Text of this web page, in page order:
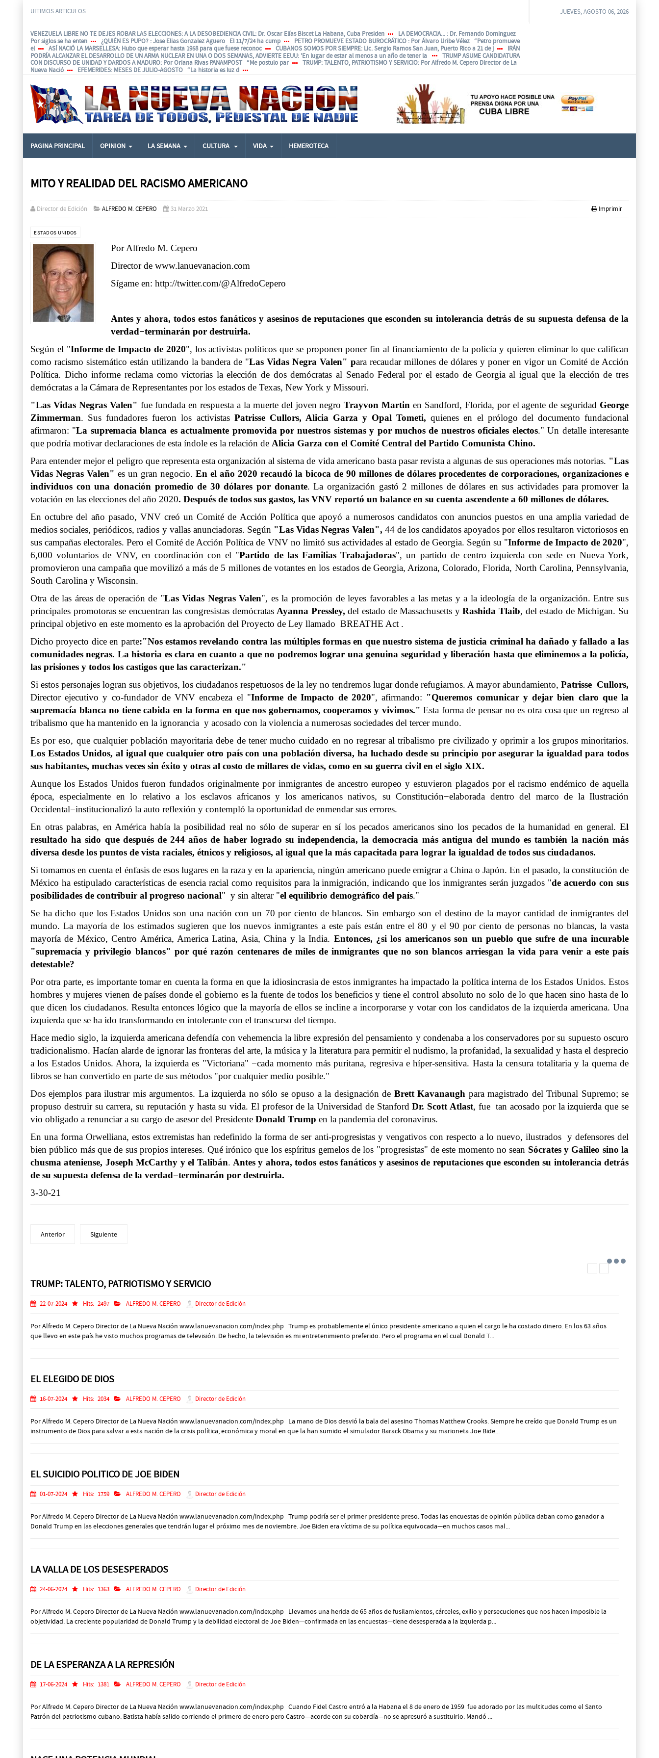
ULTIMOS ARTICULOS
VENEZUELA LIBRE NO TE DEJES ROBAR LAS ELECCIONES: A LA DESOBEDIENCIA CIVIL: Dr. Oscar Elías Biscet La Habana, Cuba Presiden LA DEMOCRACIA... : Dr. Fernando Dominguez
Por siglos se ha enten
¿QUIÉN ES PUPO? : Jose Elias Gonzalez Aguero El 11/7/24 ha cump PETRO PROMUEVE ESTADO BUROCRÁTICO : Por Álvaro Uribe Vélez “Petro promueve
el
ASÍ NACIÓ LA MARSELLESA: Hubo que esperar hasta 1958 para que fuese reconoc CUBANOS SOMOS POR SIEMPRE: Lic. Sergio Ramos San Juan, Puerto Rico a 21 de j
IRÁN
PODRÍA ALCANZAR EL DESARROLLO DE UN ARMA NUCLEAR EN UNA O DOS SEMANAS, ADVIERTE EEUU: 'En lugar de estar al menos a un año de tener la
TRUMP ASUME CANDIDATURA
CON DISCURSO DE UNIDAD Y DARDOS A MADURO: Por Oriana Rivas PANAMPOST “Me postulo par TRUMP: TALENTO, PATRIOTISMO Y SERVICIO: Por Alfredo M. Cepero Director de La
Nueva Nació
EFEMERIDES: MESES DE JULIO-AGOSTO “La historia es luz d
JUEVES, AGOSTO 06, 2026
PAGINA PRINCIPAL OPINION LA SEMANA CULTURA VIDA HEMEROTECA
MITO Y REALIDAD DEL RACISMO AMERICANO
Imprimir
Director de Edición ALFREDO M. CEPERO 31 Marzo 2021
ESTADOS UNIDOS
Por Alfredo M. Cepero
Director de www.lanuevanacion.com
Sígame en: http://twitter.com/@AlfredoCepero
Antes y ahora, todos estos fanáticos y asesinos de reputaciones que esconden su intolerancia detrás de su supuesta defensa de la
verdad−terminarán por destruirla.
Según el "Informe de Impacto de 2020", los activistas políticos que se proponen poner fin al financiamiento de la policía y quieren eliminar lo que califican
como racismo sistemático están utilizando la bandera de "Las Vidas Negra Valen" para recaudar millones de dólares y poner en vigor un Comité de Acción
Política. Dicho informe reclama como victorias la elección de dos demócratas al Senado Federal por el estado de Georgia al igual que la elección de tres
demócratas a la Cámara de Representantes por los estados de Texas, New York y Missouri.
"Las Vidas Negras Valen" fue fundada en respuesta a la muerte del joven negroTrayvon Martin en Sandford, Florida, por el agente de seguridad George
Zimmerman. Sus fundadores fueron los activistas Patrisse Cullors, Alicia Garza y Opal Tometi,quienes en el prólogo del documento fundacional
afirmaron: "La supremacía blanca es actualmente promovida por nuestros sistemas y por muchos de nuestros oficiales electos." Un detalle interesante
que podría motivar declaraciones de esta índole es la relación de Alicia Garza con el Comité Central del Partido Comunista Chino.
Para entender mejor el peligro que representa esta organización al sistema de vida americano basta pasar revista a algunas de sus operaciones más notorias. "Las
Vidas Negras Valen" es un gran negocio. En el año 2020 recaudó la bicoca de 90 millones de dólares procedentes de corporaciones, organizaciones e
individuos con una donación promedio de 30 dólares por donante. La organización gastó 2 millones de dólares en sus actividades para promover la
votación en las elecciones del año 2020. Después de todos sus gastos, las VNV reportó un balance en su cuenta ascendente a 60 millones de dólares.
En octubre del año pasado, VNV creó un Comité de Acción Política que apoyó a numerosos candidatos con anuncios puestos en una amplia variedad de
medios sociales, periódicos, radios y vallas anunciadoras. Según "Las Vidas Negras Valen", 44 de los candidatos apoyados por ellos resultaron victoriosos en
sus campañas electorales. Pero el Comité de Acción Política de VNV no limitó sus actividades al estado de Georgia. Según su "Informe de Impacto de 2020",
6,000 voluntarios de VNV, en coordinación con el "Partido de las Familias Trabajadoras", un partido de centro izquierda con sede en Nueva York,
promovieron una campaña que movilizó a más de 5 millones de votantes en los estados de Georgia, Arizona, Colorado, Florida, North Carolina, Pennsylvania,
South Carolina y Wisconsin.
Otra de las áreas de operación de "Las Vidas Negras Valen", es la promoción de leyes favorables a las metas y a la ideología de la organización. Entre sus
principales promotoras se encuentran las congresistas demócratas Ayanna Pressley,del estado de Massachusetts yRashida Tlaib, del estado de Michigan. Su
principal objetivo en este momento es la aprobación del Proyecto de Ley llamado BREATHE Act .
Dicho proyecto dice en parte:"Nos estamos revelando contra las múltiples formas en que nuestro sistema de justicia criminal ha dañado y fallado a las
comunidades negras. La historia es clara en cuanto a que no podremos lograr una genuina seguridad y liberación hasta que eliminemos a la policía,
las prisiones y todos los castigos que las caracterizan."
Si estos personajes logran sus objetivos, los ciudadanos respetuosos de la ley no tendremos lugar donde refugiarnos. A mayor abundamiento, Patrisse Cullors,
Director ejecutivo y co-fundador de VNV encabeza el "Informe de Impacto de 2020", afirmando: "Queremos comunicar y dejar bien claro que la
supremacía blanca no tiene cabida en la forma en que nos gobernamos, cooperamos y vivimos." Esta forma de pensar no es otra cosa que un regreso al
tribalismo que ha mantenido en la ignorancia y acosado con la violencia a numerosas sociedades del tercer mundo.
Es por eso, que cualquier población mayoritaria debe de tener mucho cuidado en no regresar al tribalismo pre civilizado y oprimir a los grupos minoritarios.
Los Estados Unidos, al igual que cualquier otro país con una población diversa, ha luchado desde su principio por asegurar la igualdad para todos
sus habitantes, muchas veces sin éxito y otras al costo de millares de vidas, como en su guerra civil en el siglo XIX.
Aunque los Estados Unidos fueron fundados originalmente por inmigrantes de ancestro europeo y estuvieron plagados por el racismo endémico de aquella
época, especialmente en lo relativo a los esclavos africanos y los americanos nativos, su Constitución−elaborada dentro del marco de la Ilustración
Occidental−institucionalizó la auto reflexión y contempló la oportunidad de enmendar sus errores.
En otras palabras, en América había la posibilidad real no sólo de superar en sí los pecados americanos sino los pecados de la humanidad en general. El
resultado ha sido que después de 244 años de haber logrado su independencia, la democracia más antigua del mundo es también la nación más
diversa desde los puntos de vista raciales, étnicos y religiosos, al igual que la más capacitada para lograr la igualdad de todos sus ciudadanos.
Si tomamos en cuenta el énfasis de esos lugares en la raza y en la apariencia, ningún americano puede emigrar a China o Japón. En el pasado, la constitución de
México ha estipulado características de esencia racial como requisitos para la inmigración, indicando que los inmigrantes serán juzgados "de acuerdo con sus
posibilidades de contribuir al progreso nacional" y sin alterar "el equilibrio demográfico del país."
Se ha dicho que los Estados Unidos son una nación con un 70 por ciento de blancos. Sin embargo son el destino de la mayor cantidad de inmigrantes del
mundo. La mayoría de los estimados sugieren que los nuevos inmigrantes a este país están entre el 80 y el 90 por ciento de personas no blancas, la vasta
mayoría de México, Centro América, America Latina, Asia, China y la India. Entonces, ¿si los americanos son un pueblo que sufre de una incurable
"supremacía y privilegio blancos" por qué razón centenares de miles de inmigrantes que no son blancos arriesgan la vida para venir a este país
detestable?
Por otra parte, es importante tomar en cuenta la forma en que la idiosincrasia de estos inmigrantes ha impactado la política interna de los Estados Unidos. Estos
hombres y mujeres vienen de países donde el gobierno es la fuente de todos los beneficios y tiene el control absoluto no solo de lo que hacen sino hasta de lo
que dicen los ciudadanos. Resulta entonces lógico que la mayoría de ellos se incline a incorporarse y votar con los candidatos de la izquierda americana. Una
izquierda que se ha ido transformando en intolerante con el transcurso del tiempo.
Hace medio siglo, la izquierda americana defendía con vehemencia la libre expresión del pensamiento y condenaba a los conservadores por su supuesto oscuro
tradicionalismo. Hacían alarde de ignorar las fronteras del arte, la música y la literatura para permitir el nudismo, la profanidad, la sexualidad y hasta el desprecio
a los Estados Unidos. Ahora, la izquierda es "Victoriana" −cada momento más puritana, regresiva e híper-sensitiva. Hasta la censura totalitaria y la quema de
libros se han convertido en parte de sus métodos "por cualquier medio posible."
Dos ejemplos para ilustrar mis argumentos. La izquierda no sólo se opuso a la designación de Brett Kavanaugh para magistrado del Tribunal Supremo; se
propuso destruir su carrera, su reputación y hasta su vida. El profesor de la Universidad de StanfordDr. Scott Atlast, fue tan acosado por la izquierda que se
vio obligado a renunciar a su cargo de asesor del Presidente Donald Trump en la pandemia del coronavirus.
En una forma Orwelliana, estos extremistas han redefinido la forma de ser anti-progresistas y vengativos con respecto a lo nuevo, ilustrados y defensores del
bien público más que de sus propios intereses. Qué irónico que los espíritus gemelos de los "progresistas" de este momento no sean Sócrates y Galileo sino la
chusma ateniense, Joseph McCarthy y el Talibán. Antes y ahora, todos estos fanáticos y asesinos de reputaciones que esconden su intolerancia detrás
de su supuesta defensa de la verdad−terminarán por destruirla.
3-30-21
Anterior Siguiente
TRUMP: TALENTO, PATRIOTISMO Y SERVICIO
22-07-2024 Hits: 2497 ALFREDO M. CEPERO Director de Edición
Por Alfredo M. Cepero Director de La Nueva Nación www.lanuevanacion.com/index.php Trump es probablemente el único presidente americano a quien el cargo le ha costado dinero. En los 63 años
que llevo en este país he visto muchos programas de televisión. De hecho, la televisión es mi entretenimiento preferido. Pero el programa en el cual Donald T...
EL ELEGIDO DE DIOS
16-07-2024 Hits: 2034 ALFREDO M. CEPERO Director de Edición
Por Alfredo M. Cepero Director de La Nueva Nación www.lanuevanacion.com/index.php La mano de Dios desvió la bala del asesino Thomas Matthew Crooks. Siempre he creído que Donald Trump es un
instrumento de Dios para salvar a esta nación de la crisis política, económica y moral en que la han sumido el simulador Barack Obama y su marioneta Joe Bide...
EL SUICIDIO POLITICO DE JOE BIDEN
01-07-2024 Hits: 1759 ALFREDO M. CEPERO Director de Edición
Por Alfredo M. Cepero Director de La Nueva Nación www.lanuevanacion.com/index.php Trump podría ser el primer presidente preso. Todas las encuestas de opinión pública daban como ganador a
Donald Trump en las elecciones generales que tendrán lugar el próximo mes de noviembre. Joe Biden era víctima de su política equivocada—en muchos casos mal...
LA VALLA DE LOS DESESPERADOS
24-06-2024 Hits: 1363 ALFREDO M. CEPERO Director de Edición
Por Alfredo M. Cepero Director de La Nueva Nación www.lanuevanacion.com/index.php Llevamos una herida de 65 años de fusilamientos, cárceles, exilio y persecuciones que nos hacen imposible la
objetividad. La creciente popularidad de Donald Trump y la debilidad electoral de Joe Biden—confirmada en las encuestas—tiene desesperada a la izquierda p...
DE LA ESPERANZA A LA REPRESIÓN
17-06-2024 Hits: 1381 ALFREDO M. CEPERO Director de Edición
Por Alfredo M. Cepero Director de La Nueva Nación www.lanuevanacion.com/index.php Cuando Fidel Castro entró a la Habana el 8 de enero de 1959 fue adorado por las multitudes como el Santo
Patrón del patriotismo cubano. Batista había salido corriendo el primero de enero pero Castro—acorde con su cobardía—no se apresuró a sustituirlo. Mandó ...